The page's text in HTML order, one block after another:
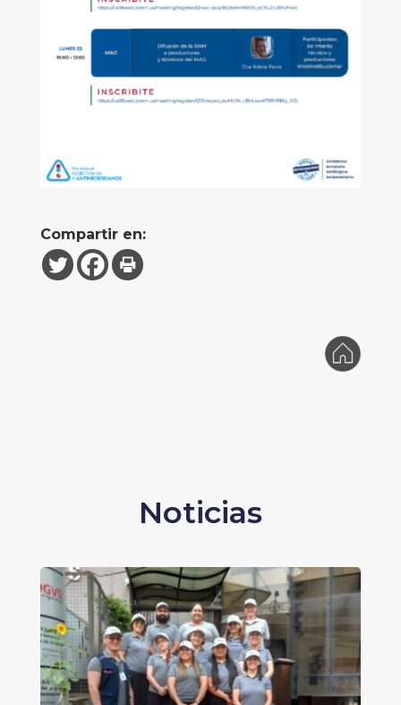
Compartir en:
Noticias